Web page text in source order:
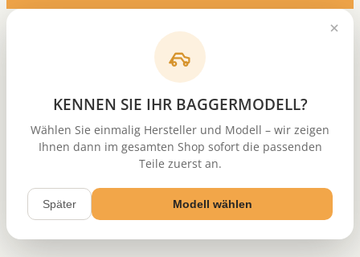
KENNEN SIE IHR BAGGERMODELL?
Wählen Sie einmalig Hersteller und Modell – wir zeigen
Ihnen dann im gesamten Shop sofort die passenden
Teile zuerst an.
Später Modell wählen